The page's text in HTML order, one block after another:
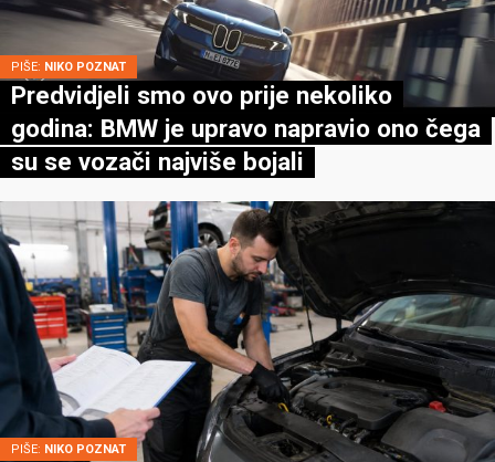
PIŠE: NIKO POZNAT
Predvidjeli smo ovo prije nekoliko
godina: BMW je upravo napravio ono čega
su se vozači najviše bojali
PIŠE: NIKO POZNAT